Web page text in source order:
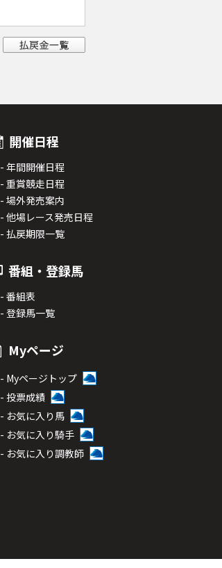
開催日程
- 年間開催日程
- 重賞競走日程
- 場外発売案内
- 他場レース発売日程
- 払戻期限一覧
番組・登録馬
- 番組表
- 登録馬一覧
Myページ
- Myページトップ
- 投票成績
- お気に入り馬
- お気に入り騎手
- お気に入り調教師